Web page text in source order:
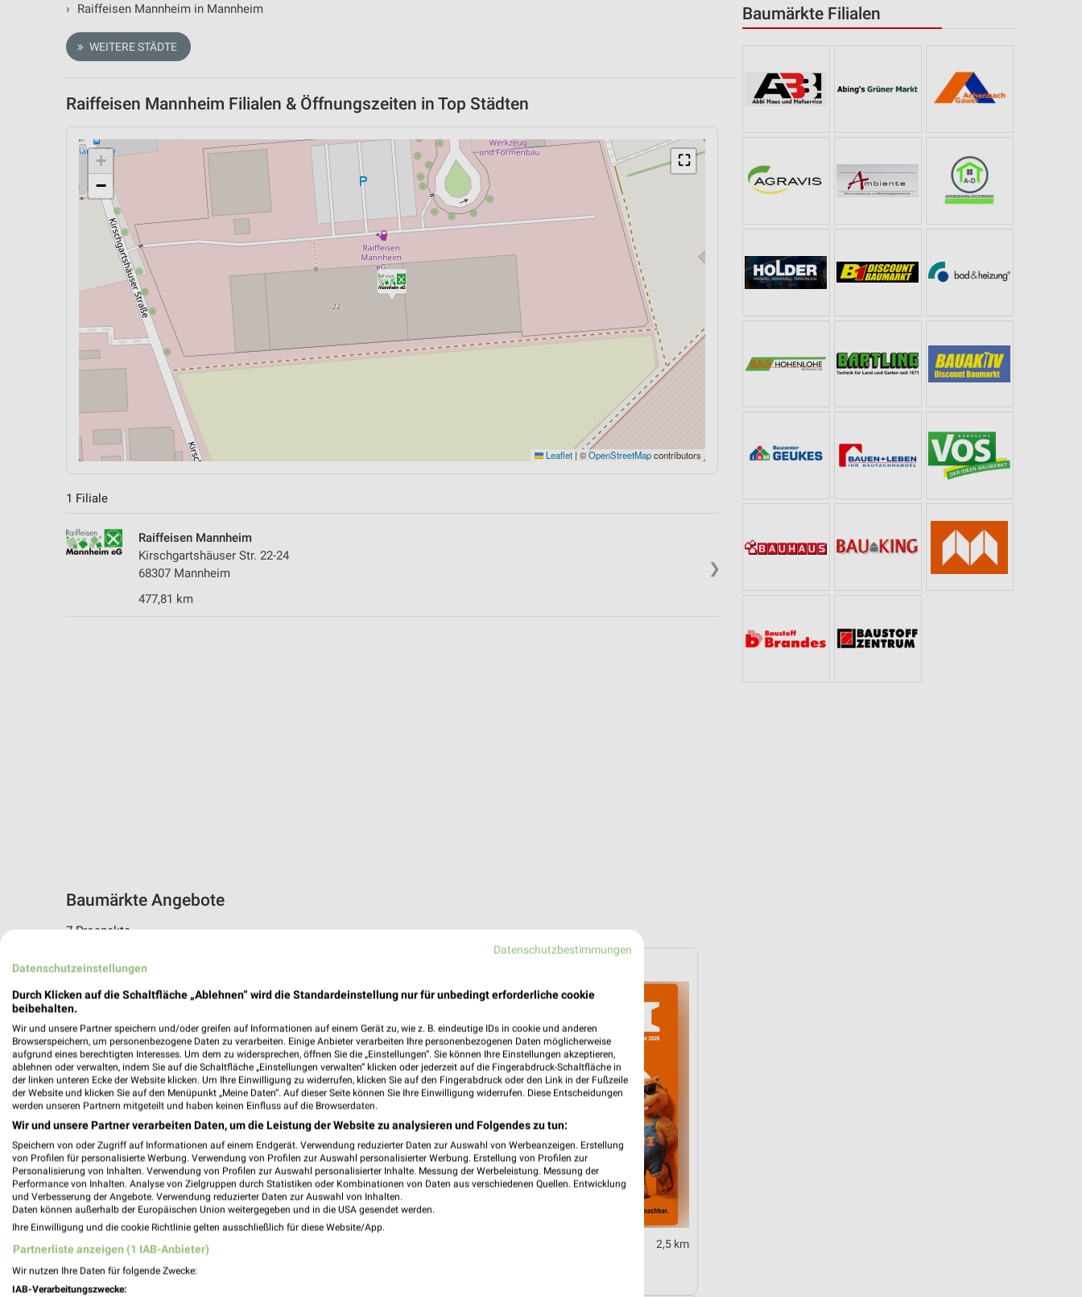
Baumärkte Filialen
› Raiffeisen Mannheim in Mannheim
WEITERE STÄDTE
Raiffeisen Mannheim Filialen & Öffnungszeiten in Top Städten
⛶
+
−
Leaflet |©OpenStreetMapcontributors
1 Filiale
❯
Raiffeisen Mannheim
Kirschgartshäuser Str. 22-24
68307 Mannheim
477,81 km
Baumärkte Angebote
7 Prospekte
toom Baumarkt
Angebote ab 01.08.
Noch heute gültig
2,5 km
Datenschutzbestimmungen
Datenschutzeinstellungen
Durch Klicken auf die Schaltfläche „Ablehnen“ wird die Standardeinstellung nur für unbedingt erforderliche cookie
beibehalten.
Wir und unsere Partner speichern und/oder greifen auf Informationen auf einem Gerät zu, wie z. B. eindeutige IDs in cookie und anderen
Browserspeichern, um personenbezogene Daten zu verarbeiten. Einige Anbieter verarbeiten Ihre personenbezogenen Daten möglicherweise
aufgrund eines berechtigten Interesses. Um dem zu widersprechen, öffnen Sie die „Einstellungen“. Sie können Ihre Einstellungen akzeptieren,
ablehnen oder verwalten, indem Sie auf die Schaltfläche „Einstellungen verwalten“ klicken oder jederzeit auf die Fingerabdruck-Schaltfläche in
der linken unteren Ecke der Website klicken. Um Ihre Einwilligung zu widerrufen, klicken Sie auf den Fingerabdruck oder den Link in der Fußzeile
der Website und klicken Sie auf den Menüpunkt „Meine Daten“. Auf dieser Seite können Sie Ihre Einwilligung widerrufen. Diese Entscheidungen
werden unseren Partnern mitgeteilt und haben keinen Einfluss auf die Browserdaten.
Wir und unsere Partner verarbeiten Daten, um die Leistung der Website zu analysieren und Folgendes zu tun:
Speichern von oder Zugriff auf Informationen auf einem Endgerät. Verwendung reduzierter Daten zur Auswahl von Werbeanzeigen. Erstellung
von Profilen für personalisierte Werbung. Verwendung von Profilen zur Auswahl personalisierter Werbung. Erstellung von Profilen zur
Personalisierung von Inhalten. Verwendung von Profilen zur Auswahl personalisierter Inhalte. Messung der Werbeleistung. Messung der
Performance von Inhalten. Analyse von Zielgruppen durch Statistiken oder Kombinationen von Daten aus verschiedenen Quellen. Entwicklung
und Verbesserung der Angebote. Verwendung reduzierter Daten zur Auswahl von Inhalten.
Daten können außerhalb der Europäischen Union weitergegeben und in die USA gesendet werden.
Ihre Einwilligung und die cookie Richtlinie gelten ausschließlich für diese Website/App.
Partnerliste anzeigen (1 IAB-Anbieter)
Wir nutzen Ihre Daten für folgende Zwecke:
IAB-Verarbeitungszwecke: